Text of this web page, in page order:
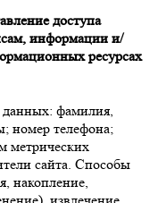
доступа
информации и/
ресурсах
данных: фамилия,
номер телефона;
метрических
сайта. Способы
накопление,